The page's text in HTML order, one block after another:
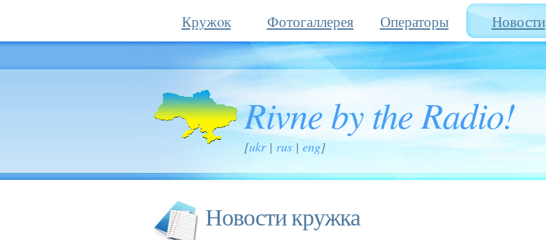
Кружoк Фотогаллерея Операторы Новости
Rivne by the Radio!
[ukr| rus | eng]
Новости кружка